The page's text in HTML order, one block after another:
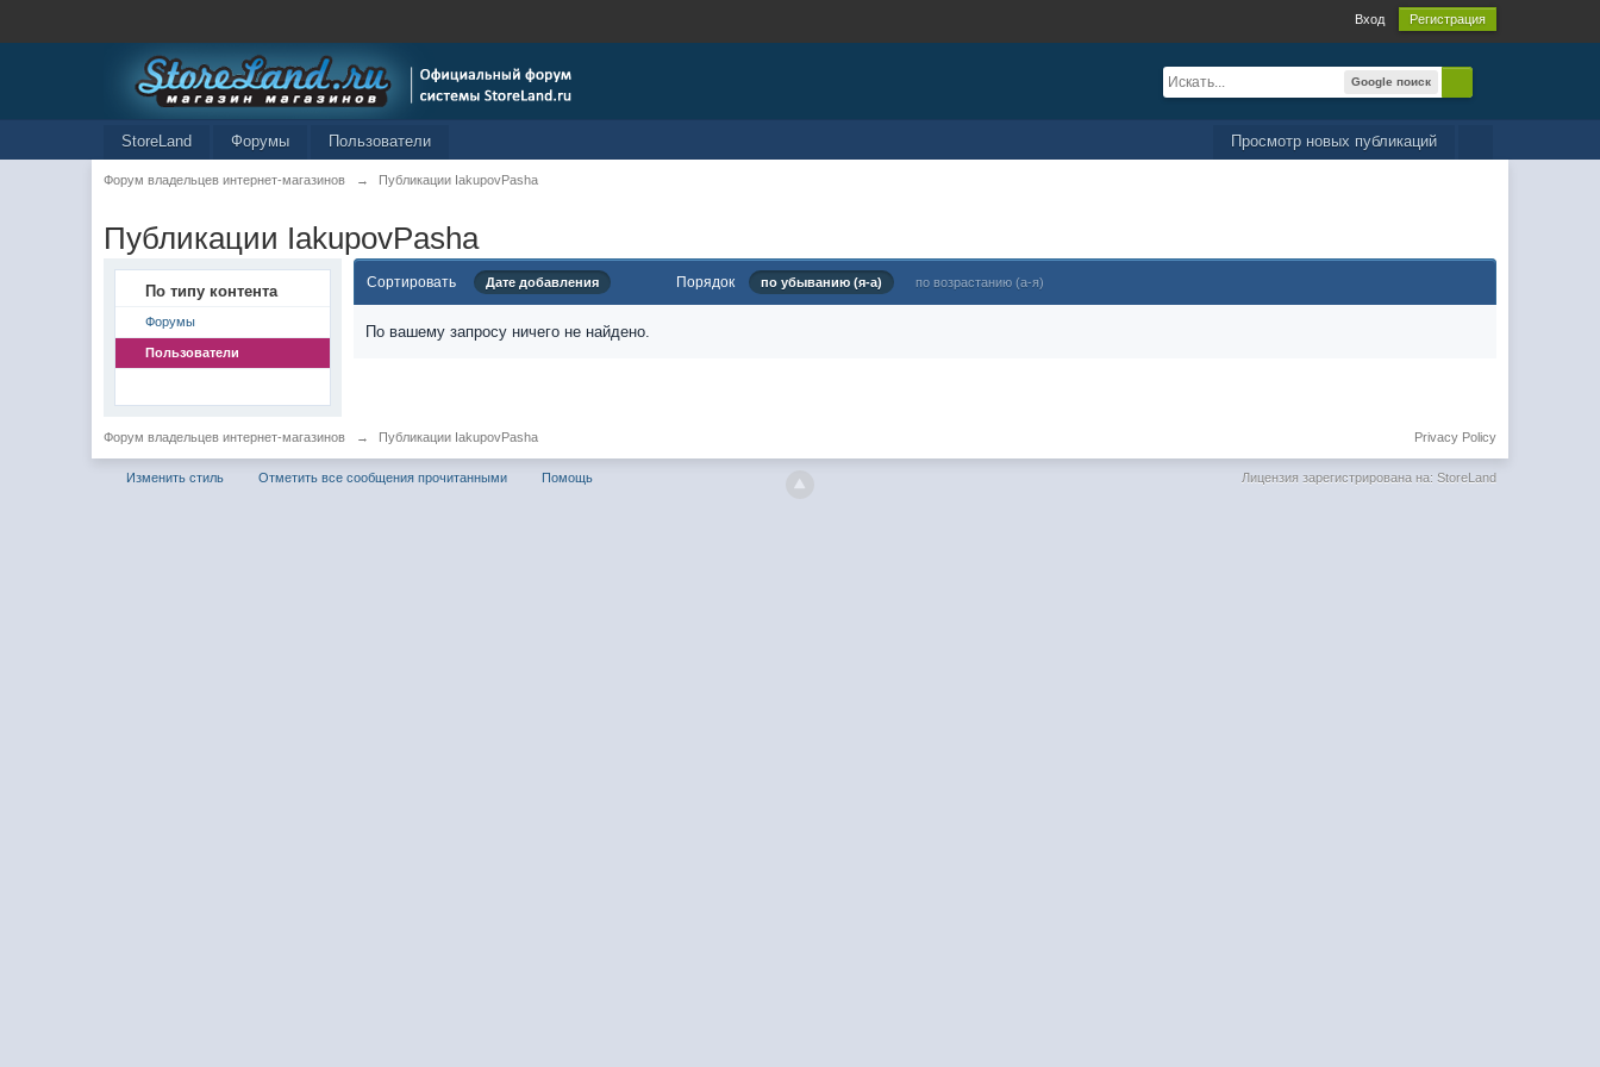
Вход Регистрация
Google поиск
Просмотр новых публикаций
StoreLand Форумы Пользователи
Форум владельцев интернет-магазинов → Публикации IakupovPasha
Публикации IakupovPasha
По типу контента
Форумы
Пользователи
Сортировать Дате добавления Порядок по убыванию (я-а) по возрастанию (а-я)
По вашему запросу ничего не найдено.
Форум владельцев интернет-магазинов → Публикации IakupovPasha Privacy Policy
Изменить стиль Отметить все сообщения прочитанными Помощь Лицензия зарегистрирована на: StoreLand